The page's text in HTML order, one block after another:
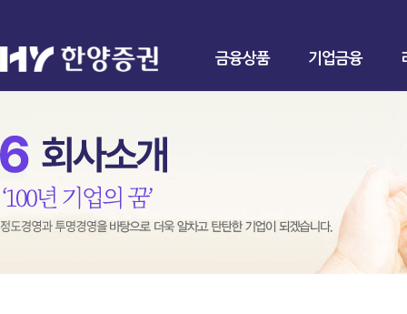
금융상품 기업금융